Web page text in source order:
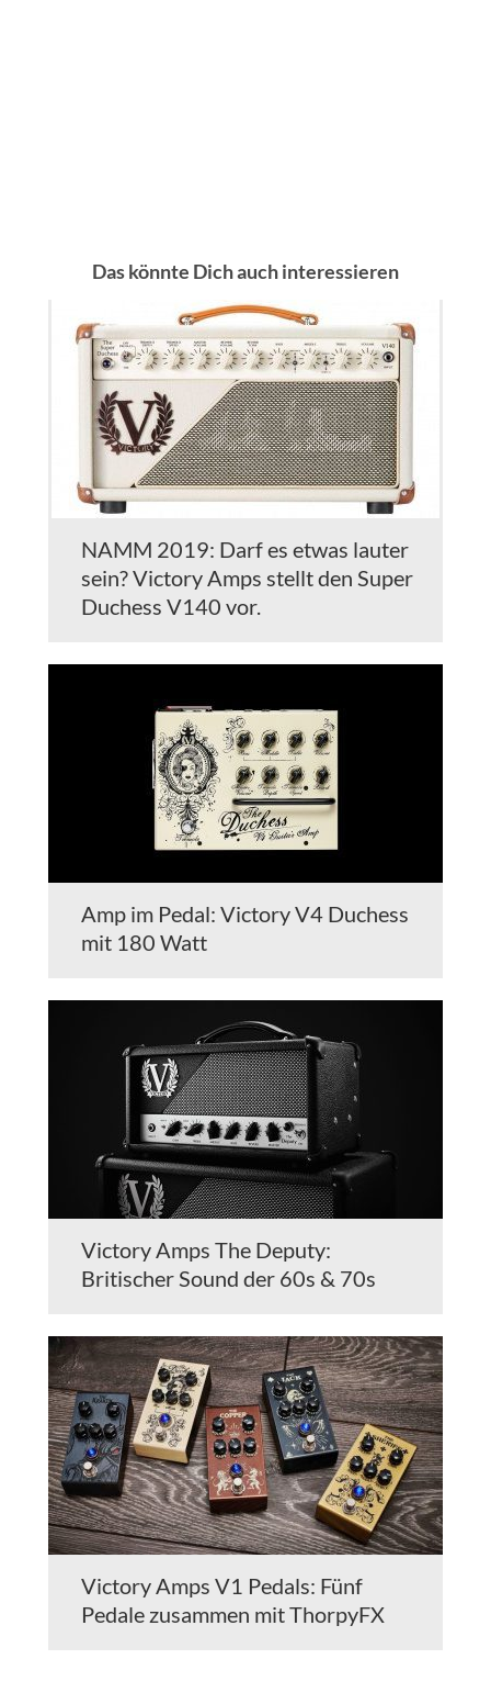
Das könnte Dich auch interessieren
NAMM 2019: Darf es etwas lauter
sein? Victory Amps stellt den Super
Duchess V140 vor.
Amp im Pedal: Victory V4 Duchess
mit 180 Watt
Victory Amps The Deputy:
Britischer Sound der 60s & 70s
Victory Amps V1 Pedals: Fünf
Pedale zusammen mit ThorpyFX